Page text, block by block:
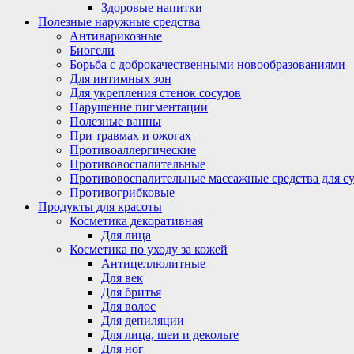
Здоровые напитки
Полезные наружные средства
Антиварикозные
Биогели
Борьба с доброкачественными новообразованиями
Для интимных зон
Для укрепления стенок сосудов
Нарушение пигментации
Полезные ванны
При травмах и ожогах
Противоаллергические
Противовоспалительные
Противовоспалительные массажные средства для
Противогрибковые
Продукты для красоты
Косметика декоративная
Для лица
Косметика по уходу за кожей
Антицеллюлитные
Для век
Для бритья
Для волос
Для депиляции
Для лица, шеи и декольте
Для ног